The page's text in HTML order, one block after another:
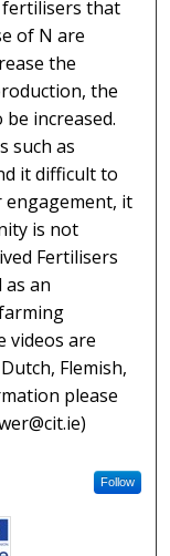
that
of N are
the
the
increased.
such as
it difficult to
engagement, it
is not
Fertilisers
as an
videos are
Flemish,
please
Follow